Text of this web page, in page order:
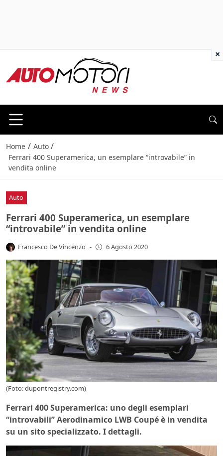
Home / Auto /
Ferrari 400 Superamerica, un esemplare “introvabile” in
vendita online
Auto
Ferrari 400 Superamerica, un esemplare
“introvabile” in vendita online
Francesco De Vincenzo - 6 Agosto 2020
(Foto: dupontregistry.com)
Ferrari 400 Superamerica: uno degli esemplari
“introvabili” Aerodinamico LWB Coupé è in vendita
su un sito specializzato. I dettagli.
×